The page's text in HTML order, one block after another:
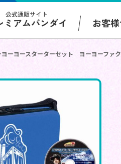
公式通販サイト
ミアムバンダイ お客
ヨーヨースターターセット ヨーヨーファ